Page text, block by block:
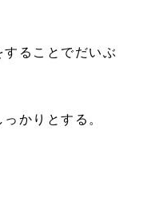
ることでだいぶ
かりとする。